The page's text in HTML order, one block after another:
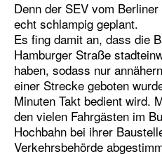
Denn der SEV vom
echt schlampig geplant.
Es fing damit an, dass die
Hamburger Straße
haben, sodass nur
einer Strecke geboten
Minuten Takt bedient wird.
den vielen Fahrgästen im
Hochbahn bei ihrer
Verkehrsbehörde